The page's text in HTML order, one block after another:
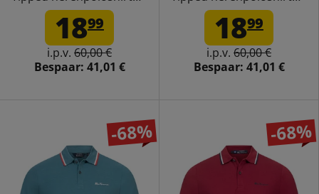
0076270N-PORT
1899
i.p.v. 60,00 €
Bespaar: 41,01 €
0076270NR-GOLD
1899
i.p.v. 60,00 €
Bespaar: 41,01 €
-68% -68%